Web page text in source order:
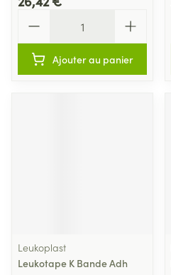
Ajouter au panier
Leukoplast
Leukotape K Bande Adh